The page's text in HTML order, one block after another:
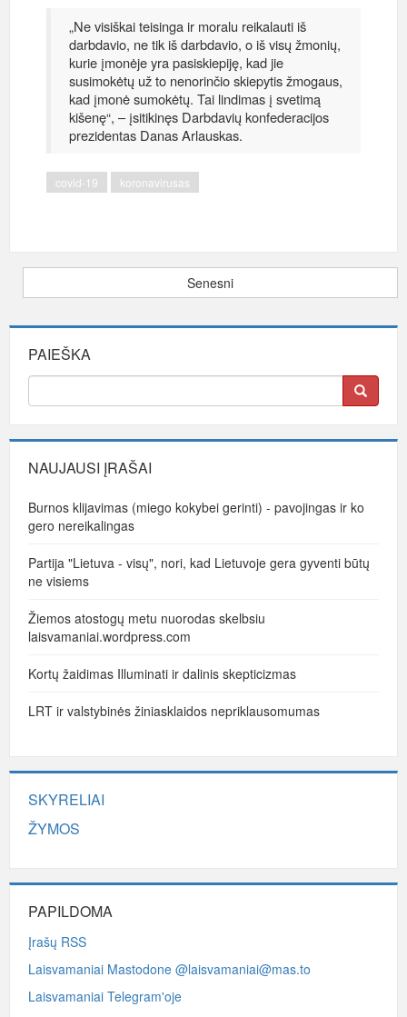
„Ne visiškai teisinga ir moralu reikalauti iš
darbdavio, ne tik iš darbdavio, o iš visų žmonių,
kurie įmonėje yra pasiskiepiję, kad jie
susimokėtų už to nenorinčio skiepytis žmogaus,
kad įmonė sumokėtų. Tai lindimas į svetimą
kišenę“, – įsitikinęs Darbdavių konfederacijos
prezidentas Danas Arlauskas.
covid-19 koronavirusas
Senesni
PAIEŠKA
NAUJAUSI ĮRAŠAI
Burnos klijavimas (miego kokybei gerinti) - pavojingas ir ko
gero nereikalingas
Partija "Lietuva - visų", nori, kad Lietuvoje gera gyventi būtų
ne visiems
Žiemos atostogų metu nuorodas skelbsiu
laisvamaniai.wordpress.com
Kortų žaidimas Illuminati ir dalinis skepticizmas
LRT ir valstybinės žiniasklaidos nepriklausomumas
SKYRELIAI
ŽYMOS
PAPILDOMA
Įrašų RSS
Laisvamaniai Mastodone @laisvamaniai@mas.to
Laisvamaniai Telegram'oje